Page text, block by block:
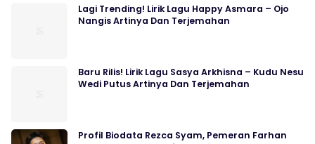
Lagi Trending! Lirik Lagu Happy Asmara – Ojo
Nangis Artinya Dan Terjemahan
Baru Rilis! Lirik Lagu Sasya Arkhisna – Kudu Nesu
Wedi Putus Artinya Dan Terjemahan
Profil Biodata Rezca Syam, Pemeran Farhan